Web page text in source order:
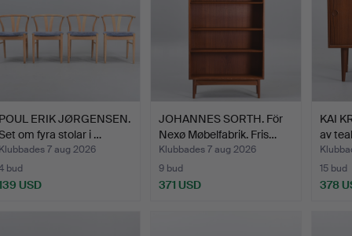
ERIK JØRGENSEN.
om fyra stolar i …
7 aug 2026
bud
USD
JOHANNES SORTH. För
Nexø Møbelfabrik. Fris…
Klubbades 7 aug 2026
9 bud
371 USD
KAI
av
15 bud
378